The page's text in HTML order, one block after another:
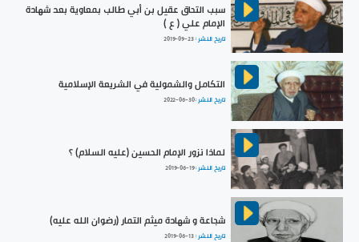
سبب التحاق عقيل بن أبي طالب بمعاوية بعد شهادة
الإمام علي ( ع )
تاريخ النشر :2019-09-23
التكامل والشمولية في الشريعة الإسلامية
تاريخ النشر :2022-06-30
لماذا نزور الإمام الحسين (عليه السلام) ؟
تاريخ النشر :2019-06-19
شجاعة و شهادة ميثم التمار (رضوان الله عليه)
تاريخ النشر :2019-06-13